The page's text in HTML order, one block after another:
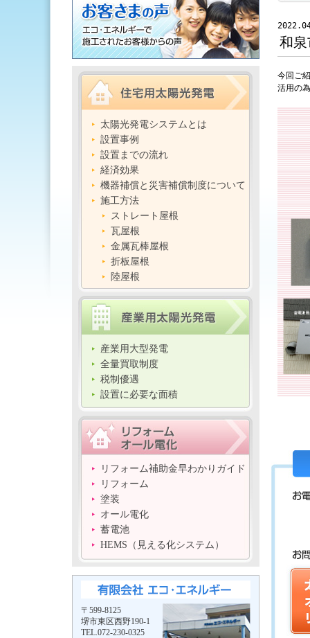
太陽光発電システムとは
設置事例
設置までの流れ
経済効果
機器補償と災害補償制度について
施工方法
ストレート屋根
瓦屋根
金属瓦棒屋根
折板屋根
陸屋根
産業用大型発電
全量買取制度
税制優遇
設置に必要な面積
リフォーム補助金早わかりガイド
リフォーム
塗装
オール電化
蓄電池
HEMS（見える化システム）
〒599-8125
堺市東区西野190-1
TEL.072-230-0325
和
今回ご
活用の